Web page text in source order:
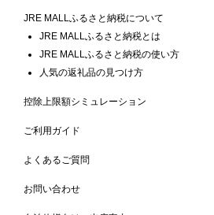
JRE MALLふるさと納税について
JRE MALLふるさと納税とは
JRE MALLふるさと納税の使い方
人気の返礼品の見つけ方
控除上限額シミュレーション
ご利用ガイド
よくあるご質問
お問い合わせ